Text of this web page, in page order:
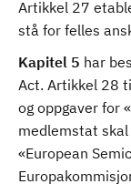
Artikkel 27
stå for felles
Kapitel 5 har
Act. Artikkel 28
og oppgaver for
medlemstat
«European